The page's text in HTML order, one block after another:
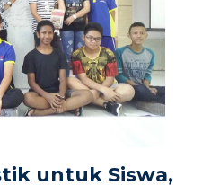
untuk Siswa,